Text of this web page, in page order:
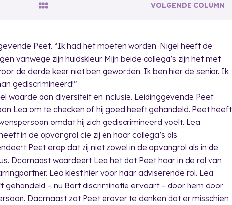
VOLGENDE COLUMN
Peet. “Ik had het moeten worden. Nigel heeft de
vanwege zijn huidskleur. Mijn beide collega’s zijn het met
de derde keer niet ben geworden. Ik ben hier de senior. Ik
gediscrimineerd!”
waarde aan diversiteit en inclusie. Leidinggevende Peet
Lea om te checken of hij goed heeft gehandeld. Peet heeft
omdat hij zich gediscrimineerd voelt. Lea
in de opvangrol die zij en haar collega’s als
Peet erop dat zij niet zowel in de opvangrol als in de
Daarnaast waardeert Lea het dat Peet haar in de rol van
Lea kiest hier voor haar adviserende rol. Lea
– nu Bart discriminatie ervaart – door hem door
Daarnaast zat Peet erover te denken dat er misschien